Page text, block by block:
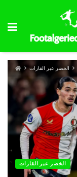
الخضر عبر القارات
الخضر عبر القارات